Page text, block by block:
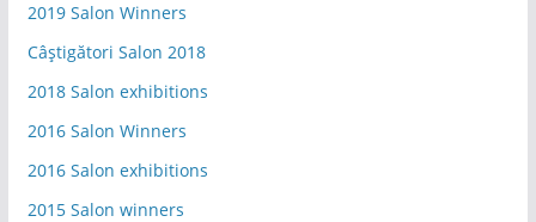
2019 Salon Winners
Câștigători Salon 2018
2018 Salon exhibitions
2016 Salon Winners
2016 Salon exhibitions
2015 Salon winners